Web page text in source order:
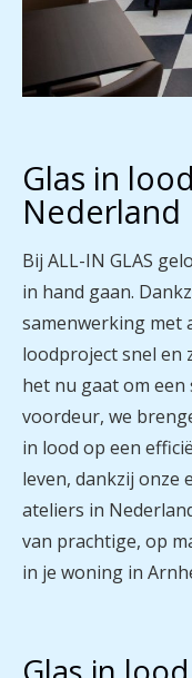
Glas in
Nederland
Bij ALL-IN GLAS
in hand gaan.
samenwerking met
loodproject snel en
het nu gaat om
voordeur, we
in lood op een
leven, dankzij onze
ateliers in
van prachtige, op
in je woning in